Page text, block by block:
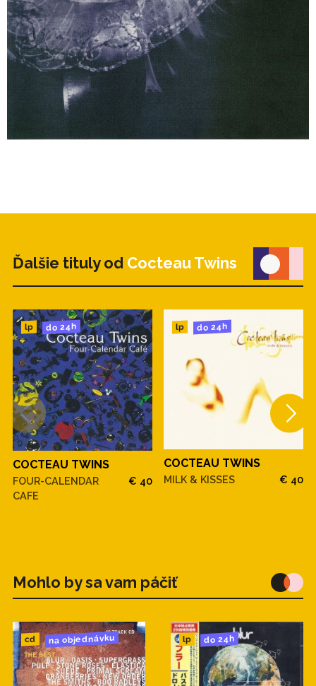
Ďalšie tituly od Cocteau Twins
lp do 24h
COCTEAU TWINS
FOUR-CALENDAR
CAFE
€ 40
lp do 24h
COCTEAU TWINS
MILK & KISSES € 40
Mohlo by sa vam páčiť
cd na objednávku lp do 24h